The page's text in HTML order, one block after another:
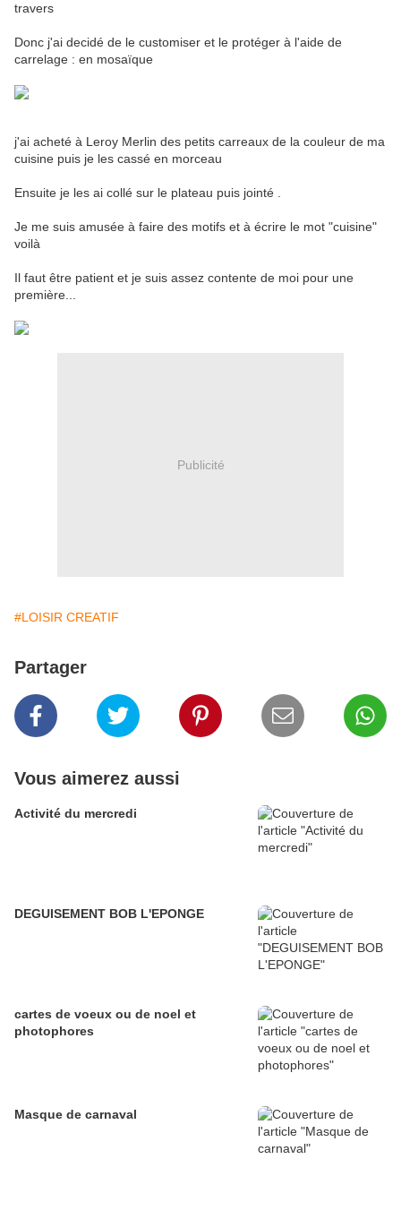
travers
Donc j'ai decidé de le customiser et le protéger à l'aide de
carrelage : en mosaïque
j'ai acheté à Leroy Merlin des petits carreaux de la couleur de ma
cuisine puis je les cassé en morceau
Ensuite je les ai collé sur le plateau puis jointé .
Je me suis amusée à faire des motifs et à écrire le mot "cuisine"
voilà
Il faut être patient et je suis assez contente de moi pour une
première...
Publicité
#LOISIR CREATIF
Partager
Vous aimerez aussi
Activité du mercredi
DEGUISEMENT BOB L'EPONGE
cartes de voeux ou de noel et
photophores
Masque de carnaval